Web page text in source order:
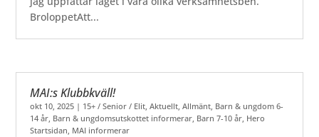
BroloppetAtt...
MAI:s Klubbkväll!
okt 10, 2025 | 15+ / Senior / Elit,Aktuellt,Allmänt, Barn & ungdom 6-
14 år, Barn & ungdomsutskottet informerar, Barn 7-10 år, Hero
Startsidan, MAI informerar